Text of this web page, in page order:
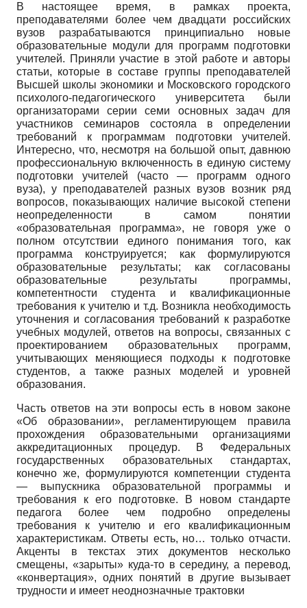
В настоящее время, в рамках проекта,
преподавателями более чем двадцати российских
вузов разрабатываются принципиально новые
образовательные модули для программ подготовки
учителей. Приняли участие в этой работе и авторы
статьи, которые в составе группы преподавателей
Высшей школы экономики и Московского городского
психолого-педагогического университета были
организаторами серии семи основных задач для
участников семинаров состояла в определении
требований к программам подготовки учителей.
Интересно, что, несмотря на большой опыт, давнюю
профессиональную включенность в единую систему
подготовки учителей (часто — программ одного
вуза), у преподавателей разных вузов возник ряд
вопросов, показывающих наличие высокой степени
неопределенности в самом понятии
«образовательная программа», не говоря уже о
полном отсутствии единого понимания того, как
программа конструируется; как формулируются
образовательные результаты; как согласованы
образовательные результаты программы,
компетентности студента и квалификационные
требования к учителю и т.д. Возникла необходимость
уточнения и согласования требований к разработке
учебных модулей, ответов на вопросы, связанных с
проектированием образовательных программ,
учитывающих меняющиеся подходы к подготовке
студентов, а также разных моделей и уровней
образования.
Часть ответов на эти вопросы есть в новом законе
«Об образовании», регламентирующем правила
прохождения образовательными организациями
аккредитационных процедур. В Федеральных
государственных образовательных стандартах,
конечно же, формулируются компетенции студента
— выпускника образовательной программы и
требования к его подготовке. В новом стандарте
педагога более чем подробно определены
требования к учителю и его квалификационным
характеристикам. Ответы есть, но… только отчасти.
Акценты в текстах этих документов несколько
смещены, «зарыты» куда-то в середину, а перевод,
«конвертация», одних понятий в другие вызывает
трудности и имеет неоднозначные трактовки